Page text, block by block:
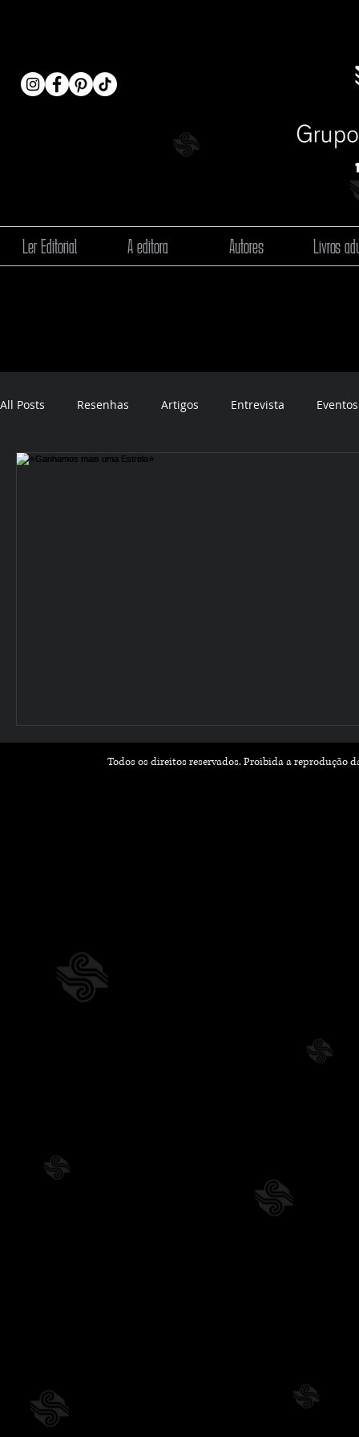
Ler Editorial A editora Autores Livros
All Posts Resenhas Artigos Entrevista Eventos
Todos os direitos reservados. Proibida a reprodução